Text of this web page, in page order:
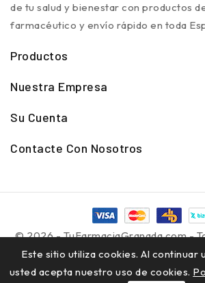
de tu salud y bienestar con productos
farmacéutico y envío rápido en toda
Productos
Nuestra Empresa
Su Cuenta
Contacte Con Nosotros
Este sitio utiliza cookies. Al continuar
usted acepta nuestro uso de cookies.
© 2026 - TuFarmaciaGranada.com -
reservados